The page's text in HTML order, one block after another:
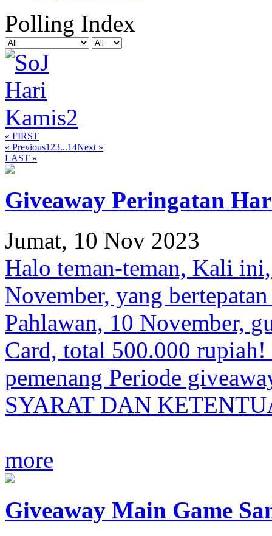
Polling Index
« FIRST
« Previous1 23...14Next »
LAST »
Giveaway Peringatan
Jumat, 10 Nov 2023
Halo teman-teman, Kali
November, yang
Pahlawan, 10 November,
Card, total 500.000
pemenang Periode
SYARAT DAN
more
Giveaway Main Game